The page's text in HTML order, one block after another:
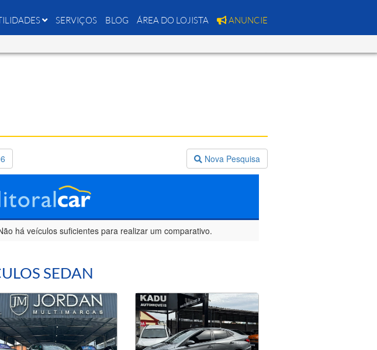
SERVIÇOS BLOG ÁREA DO LOJISTA ANUNCIE
Nova Pesquisa
há veículos suficientes para realizar um comparativo.
SEDAN